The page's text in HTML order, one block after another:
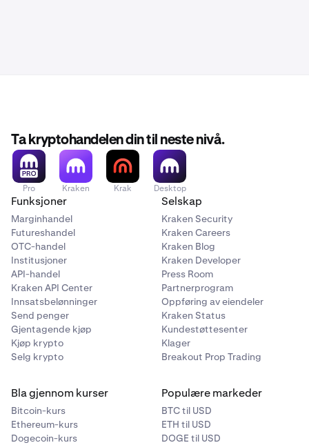
Ta kryptohandelen din til neste nivå.
Pro Kraken Krak Desktop
Funksjoner
Marginhandel
Futureshandel
OTC-handel
Institusjoner
API-handel
Kraken API Center
Innsatsbelønninger
Send penger
Gjentagende kjøp
Kjøp krypto
Selg krypto
Selskap
Kraken Security
Kraken Careers
Kraken Blog
Kraken Developer
Press Room
Partnerprogram
Oppføring av eiendeler
Kraken Status
Kundestøttesenter
Klager
Breakout Prop Trading
Bla gjennom kurser
Bitcoin-kurs
Ethereum-kurs
Dogecoin-kurs
Populære markeder
BTC til USD
ETH til USD
DOGE til USD